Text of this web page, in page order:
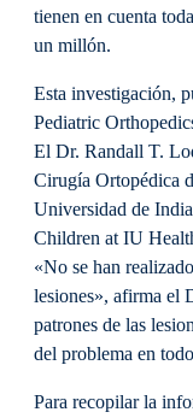
tienen en cuenta
un millón.
Esta investigación,
Pediatric
El Dr. Randall T.
Cirugía Ortopédica
Universidad de
Children at IU
«No se han
lesiones», afirma el
patrones de las
del problema en
Para recopilar la